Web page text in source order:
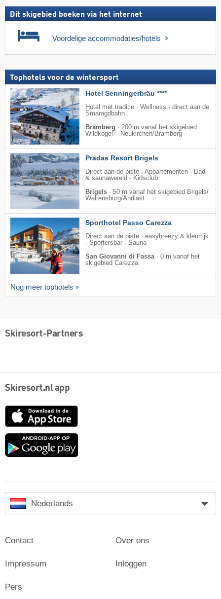
Dit skigebied boeken via het internet
Voordelige accommodaties/hotels
Tophotels voor de wintersport
Hotel Senningerbräu ****
Hotel met traditie · Wellness · direct aan de
Smaragdbahn
Bramberg · 200 m vanaf het skigebied
Wildkogel – Neukirchen/​Bramberg
Pradas Resort Brigels
Direct aan de piste · Appartementen · Bad-
& saunawereld · Kidsclub
Brigels · 50 m vanaf het skigebied Brigels/​
Waltensburg/​Andiast
Sporthotel Passo Carezza
Direct aan de piste · easybreezy & kleurrijk
· Sportersbar · Sauna
San Giovanni di Fassa· 0 m vanaf het
skigebied Carezza
Nog meer tophotels
Skiresort-Partners
Skiresort.nl app
App
Google
Nederlands
Contact
Impressum
Pers
Over ons
Inloggen